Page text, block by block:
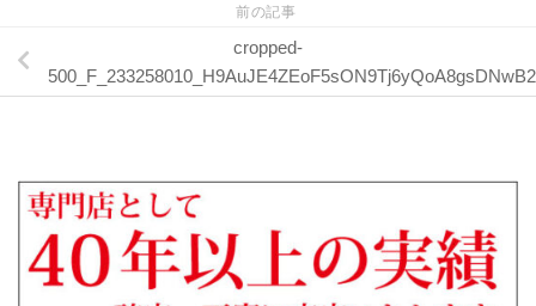
前の記事
cropped-